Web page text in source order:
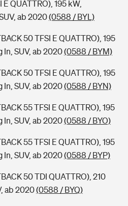
QUATTRO), 195 kW,
ab 2020(0588 / BYL)
50 TFSI E QUATTRO), 195
SUV, ab 2020(0588 / BYM)
50 TFSI E QUATTRO), 195
SUV, ab 2020(0588 / BYN)
55 TFSI E QUATTRO), 195
SUV, ab 2020(0588 / BYO)
55 TFSI E QUATTRO), 195
SUV, ab 2020(0588 / BYP)
50 TDI QUATTRO), 210
ab 2020(0588 / BYQ)